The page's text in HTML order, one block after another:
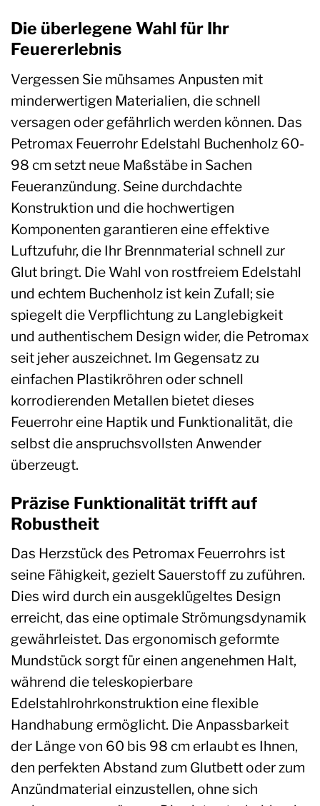
Die überlegene Wahl für Ihr
Feuererlebnis
Vergessen Sie mühsames Anpusten mit
minderwertigen Materialien, die schnell
versagen oder gefährlich werden können. Das
Petromax Feuerrohr Edelstahl Buchenholz 60-
98 cm setzt neue Maßstäbe in Sachen
Feueranzündung. Seine durchdachte
Konstruktion und die hochwertigen
Komponenten garantieren eine effektive
Luftzufuhr, die Ihr Brennmaterial schnell zur
Glut bringt. Die Wahl von rostfreiem Edelstahl
und echtem Buchenholz ist kein Zufall; sie
spiegelt die Verpflichtung zu Langlebigkeit
und authentischem Design wider, die Petromax
seit jeher auszeichnet. Im Gegensatz zu
einfachen Plastikröhren oder schnell
korrodierenden Metallen bietet dieses
Feuerrohr eine Haptik und Funktionalität, die
selbst die anspruchsvollsten Anwender
überzeugt.
Präzise Funktionalität trifft auf
Robustheit
Das Herzstück des Petromax Feuerrohrs ist
seine Fähigkeit, gezielt Sauerstoff zu zuführen.
Dies wird durch ein ausgeklügeltes Design
erreicht, das eine optimale Strömungsdynamik
gewährleistet. Das ergonomisch geformte
Mundstück sorgt für einen angenehmen Halt,
während die teleskopierbare
Edelstahlrohrkonstruktion eine flexible
Handhabung ermöglicht. Die Anpassbarkeit
der Länge von 60 bis 98 cm erlaubt es Ihnen,
den perfekten Abstand zum Glutbett oder zum
Anzündmaterial einzustellen, ohne sich